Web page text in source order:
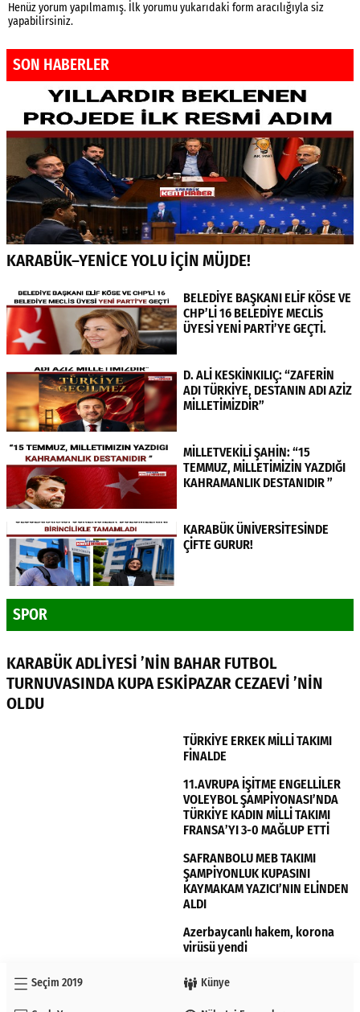
Henüz yorum yapılmamış. İlk yorumu yukarıdaki form aracılığıyla siz
yapabilirsiniz.
SON HABERLER
KARABÜK–YENİCE YOLU İÇİN MÜJDE!
BELEDİYE BAŞKANI ELİF KÖSE VE
CHP’Lİ 16 BELEDİYE MECLİS
ÜYESİ YENİ PARTİ’YE GEÇTİ.
D. ALİ KESKİNKILIÇ: “ZAFERİN
ADI TÜRKİYE, DESTANIN ADI AZİZ
MİLLETİMİZDİR”
MİLLETVEKİLİ ŞAHİN: “15
TEMMUZ, MİLLETİMİZİN YAZDIĞI
KAHRAMANLIK DESTANIDIR ”
KARABÜK ÜNİVERSİTESİNDE
ÇİFTE GURUR!
SPOR
KARABÜK ADLİYESİ ’NİN BAHAR FUTBOL
TURNUVASINDA KUPA ESKİPAZAR CEZAEVİ ’NİN
OLDU
TÜRKİYE ERKEK MİLLİ TAKIMI
FİNALDE
11.AVRUPA İŞİTME ENGELLİLER
VOLEYBOL ŞAMPİYONASI’NDA
TÜRKİYE KADIN MİLLİ TAKIMI
FRANSA’YI 3-0 MAĞLUP ETTİ
SAFRANBOLU MEB TAKIMI
ŞAMPİYONLUK KUPASINI
KAYMAKAM YAZICI’NIN ELİNDEN
ALDI
Azerbaycanlı hakem, korona
virüsü yendi
Seçim 2019 Künye